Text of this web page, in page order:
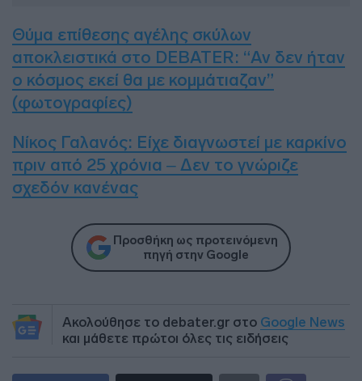
Θύμα επίθεσης αγέλης σκύλων
αποκλειστικά στο DEBATER: “Αν δεν ήταν
ο κόσμος εκεί θα με κομμάτιαζαν”
(φωτογραφίες)
Νίκος Γαλανός: Είχε διαγνωστεί με καρκίνο
πριν από 25 χρόνια – Δεν το γνώριζε
σχεδόν κανένας
Προσθήκη ως προτεινόμενη
πηγή στην Google
Ακολούθησε το debater.gr στο Google News
και μάθετε πρώτοι όλες τις ειδήσεις